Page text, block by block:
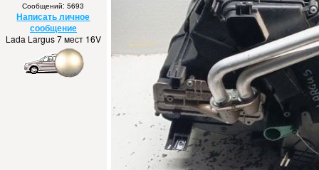
Сообщений: 5693
Написать личное
сообщение
Lada Largus 7 мест 16V